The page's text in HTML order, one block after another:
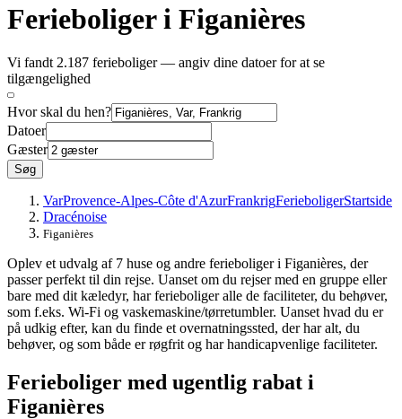
Ferieboliger i Figanières
Vi fandt 2.187 ferieboliger — angiv dine datoer for at se
tilgængelighed
Hvor skal du hen?
Datoer
Gæster
Søg
VarProvence-Alpes-Côte d'AzurFrankrigFerieboligerStartside
Dracénoise
Figanières
Oplev et udvalg af 7 huse og andre ferieboliger i Figanières, der
passer perfekt til din rejse. Uanset om du rejser med en gruppe eller
bare med dit kæledyr, har ferieboliger alle de faciliteter, du behøver,
som f.eks. Wi-Fi og vaskemaskine/tørretumbler. Uanset hvad du er
på udkig efter, kan du finde et overnatningssted, der har alt, du
behøver, og som både er røgfrit og har handicapvenlige faciliteter.
Ferieboliger med ugentlig rabat i
Figanières